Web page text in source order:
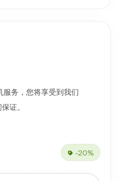
服务，您将享受到我们
证。
-20%